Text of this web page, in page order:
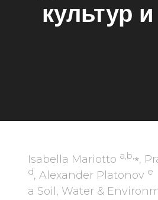
культур
Isabella Mariotto a,b,⁎,
d, Alexander Platonov e
a Soil, Water &